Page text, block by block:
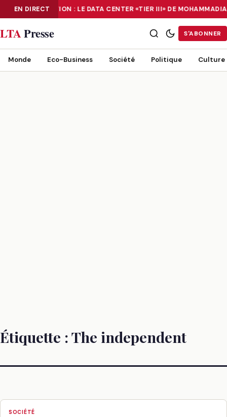
EN DIRECT
NUMÉRISATION : LE DATA CENTER «TIER III» DE
NUMÉRISATION : LE DATA CENTER «TIER III» DE MOHAMMADIA, UN
LTAPresse S'ABONNER
Monde Eco-Business Société Politique Culture
Étiquette :The independent
SOCIÉTÉ